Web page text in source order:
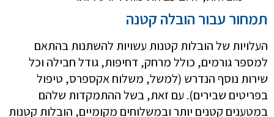
תמחור עבור הובלה קטנה
העלויות של הובלות קטנות עשויות להשתנות בהתאם
למספר גורמים, כולל מרחק, דחיפות, גודל חבילה וכל
שירות נוסף הנדרש (למשל, משלוח אקספרס, טיפול
בפריטים שבירים). עם זאת, בשל ההתמקדות שלהם
במטענים קטנים יותר ובמשלוחים מקומיים, הובלות קטנות